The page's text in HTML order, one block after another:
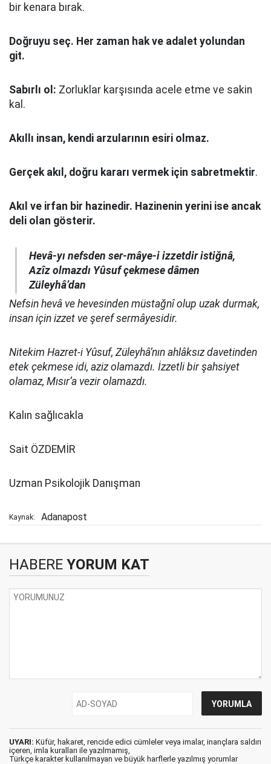
bir kenara bırak.
Doğruyu seç. Her zaman hak ve adalet yolundan
git.
Sabırlı ol: Zorluklar karşısında acele etme ve sakin
kal.
Akıllı insan, kendi arzularının esiri olmaz.
Gerçek akıl, doğru kararı vermek için sabretmektir.
Akıl ve irfan bir hazinedir. Hazinenin yerini ise ancak
deli olan gösterir.
Hevâ-yı nefsden ser-mâye-i izzetdir istiğnâ,
Azîz olmazdı Yûsuf çekmese dâmen
Züleyhâ’dan
Nefsin hevâ ve hevesinden müstağnî olup uzak durmak,
insan için izzet ve şeref sermâyesidir.
Nitekim Hazret-i Yûsuf, Züleyhâ’nın ahlâksız davetinden
etek çekmese idi, aziz olamazdı. İzzetli bir şahsiyet
olamaz, Mısır’a vezir olamazdı.
Kalın sağlıcakla
Sait ÖZDEMİR
Uzman Psikolojik Danışman
Kaynak: Adanapost
HABERE YORUM KAT
UYARI: Küfür, hakaret, rencide edici cümleler veya imalar, inançlara saldırı
içeren, imla kuralları ile yazılmamış,
Türkçe karakter kullanılmayan ve büyük harflerle yazılmış yorumlar